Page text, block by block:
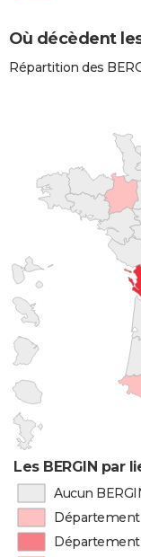
Où décèdent
Répartition des
Les BERGIN par
Aucun
Département
Département